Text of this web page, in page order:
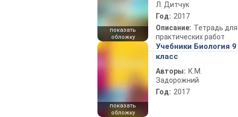
показать
обложку
Л. Дитчук
Год: 2017
Описание: Тетрадь для
практических работ
показать
обложку
Учебники Биология 9
класс
Авторы: К.М.
Задорожний
Год: 2017